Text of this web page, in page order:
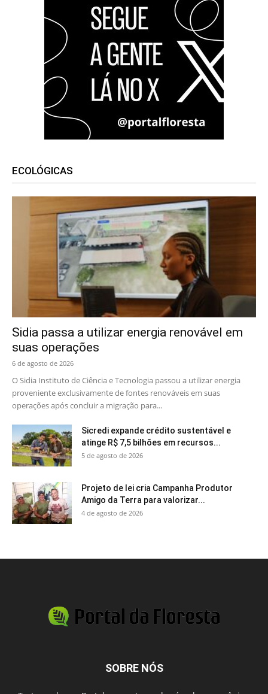
ECOLÓGICAS
Sidia passa a utilizar energia renovável em
suas operações
6 de agosto de 2026
O Sidia Instituto de Ciência e Tecnologia passou a utilizar energia
proveniente exclusivamente de fontes renováveis em suas
operações após concluir a migração para...
Sicredi expande crédito sustentável e
atinge R$ 7,5 bilhões em recursos...
5 de agosto de 2026
Projeto de lei cria Campanha Produtor
Amigo da Terra para valorizar...
4 de agosto de 2026
SOBRE NÓS